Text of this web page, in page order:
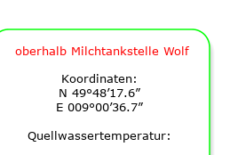
oberhalb Milchtankstelle Wolf
Koordinaten:
N 49°48’17.6”
E 009°00’36.7”
Quellwassertemperatur: